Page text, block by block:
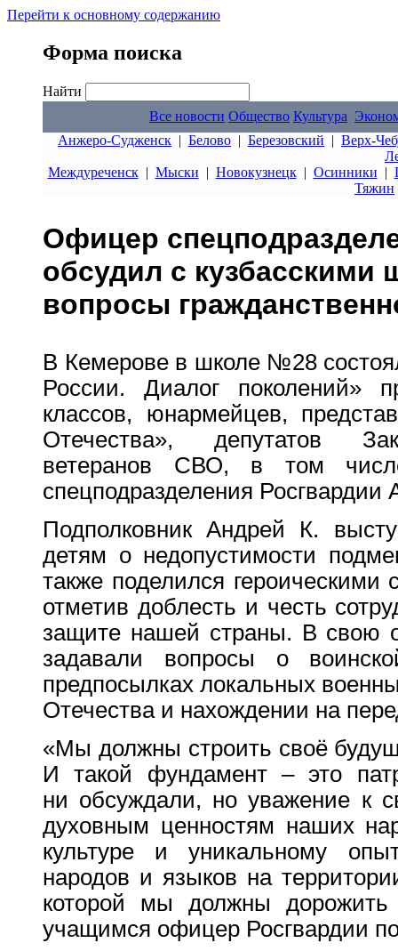
Перейти к основному содержанию
Форма поиска
Найти
Все новости Общество Культура
Анжеро-Судженск | Белово | Березовский | Верх-
Междуреченск| Мыски | Новокузнецк| Осинники |
Тяжин
Офицер
обсудил с кузбасскими
вопросы
В Кемерове в школе №28
России. Диалог поколений»
классов, юнармейцев,
Отечества», депутатов
ветеранов СВО, в том
спецподразделения Росгвардии
Подполковник Андрей К.
детям о недопустимости
также поделился
отметив доблесть и честь
защите нашей страны. В свою
задавали вопросы о
предпосылках локальных
Отечества и нахождении на
«Мы должны строить своё
И такой фундамент – это
ни обсуждали, но уважение к
духовным ценностям наших
культуре и уникальному
народов и языков на
которой мы должны
учащимся офицер Росгвардии